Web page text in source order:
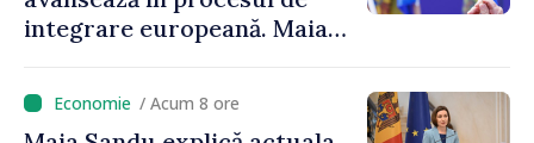
integrare europeană. Maia
niciun stat”
/ Acum 8 ore